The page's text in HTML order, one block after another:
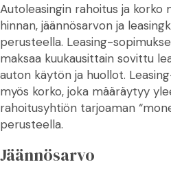
Autoleasingin rahoitus ja korko
hinnan, jäännösarvon ja
perusteella. Leasing-
maksaa kuukausittain sovittu
auton käytön ja huollot.
myös korko, joka määräytyy
rahoitusyhtiön tarjoaman
perusteella.
Jäännösarvo